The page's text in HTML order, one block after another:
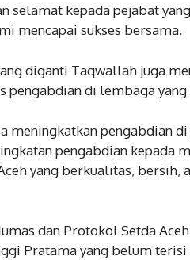
selamat kepada pejabat
mencapai sukses bersama.
diganti Taqwallah juga
pengabdian di lembaga
meningkatkan pengabdian
pengabdian kepada
yang berkualitas,
dan Protokol Setda
Pratama yang belum